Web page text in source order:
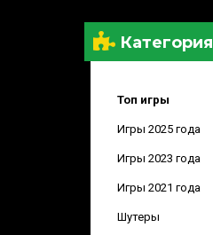
Категория
Топ игры
Игры 2025 года
Игры 2023 года
Игры 2021 года
Шутеры